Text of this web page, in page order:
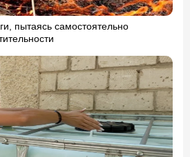
пытаясь самостоятельно